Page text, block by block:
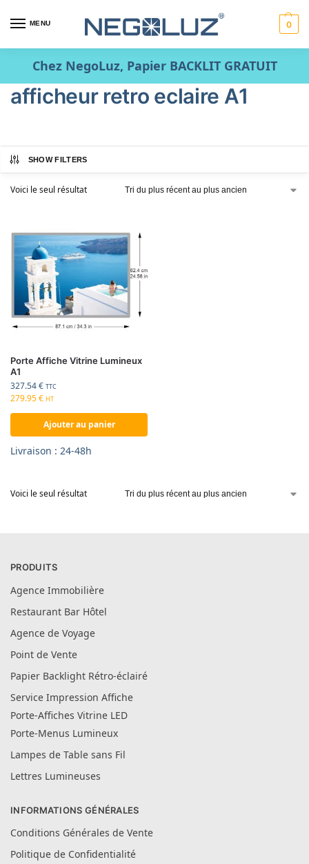
MENU 0
Chez NegoLuz, Papier BACKLIT GRATUIT
afficheur retro eclaire A1
SHOW FILTERS
Voici le seul résultat
Porte Affiche Vitrine Lumineux
A1
327.54€ TTC
279.95€ HT
Ajouter au panier
Livraison : 24-48h
Voici le seul résultat
PRODUITS
Agence Immobilière
Restaurant Bar Hôtel
Agence de Voyage
Point de Vente
Papier Backlight Rétro-éclairé
Service Impression Affiche
Porte-Affiches Vitrine LED
Porte-Menus Lumineux
Lampes de Table sans Fil
Lettres Lumineuses
INFORMATIONS GÉNÉRALES
Conditions Générales de Vente
Politique de Confidentialité